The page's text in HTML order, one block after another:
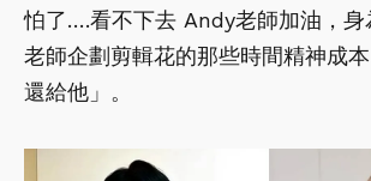
怕了….看不下去 Andy老師加油，
老師企劃剪輯花的那些時間精神成
還給他」。